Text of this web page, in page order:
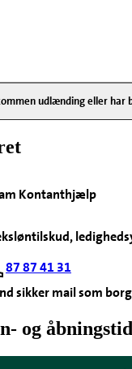
udlænding eller har
Kontanthjælp
87 87 41 31
sikker mail som
og